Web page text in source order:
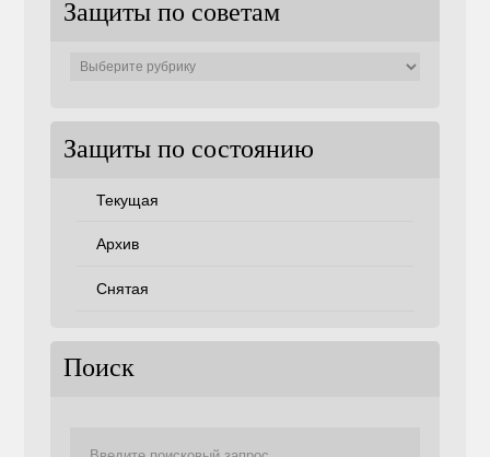
Защиты по советам
Защиты по состоянию
Текущая
Архив
Снятая
Поиск